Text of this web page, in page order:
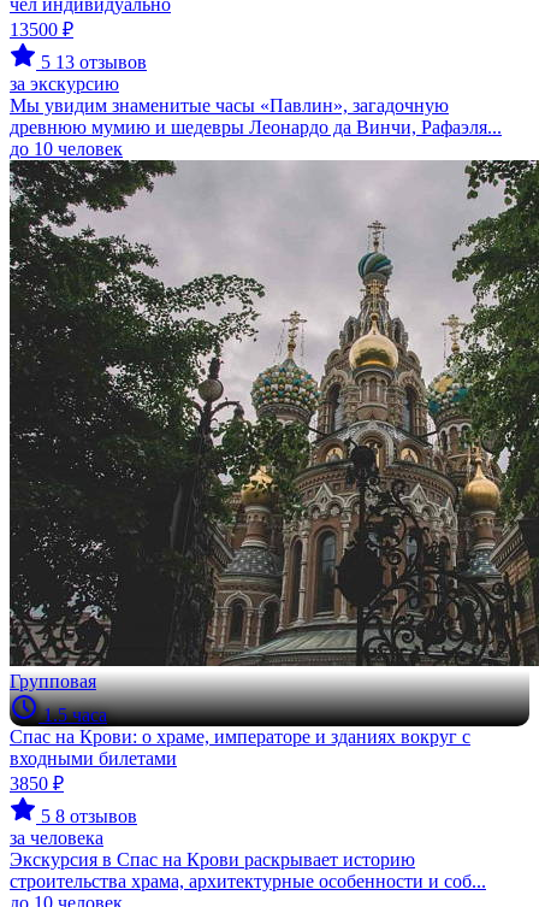
13500 ₽
5 13 отзывов
за экскурсию
Мы увидим знаменитые часы «Павлин», загадочную
древнюю мумию и шедевры Леонардо да Винчи, Рафаэля...
до 10 человек
Групповая
1.5 часа
Спас на Крови: о храме, императоре и зданиях вокруг с
входными билетами
3850 ₽
5 8 отзывов
за человека
Экскурсия в Спас на Крови раскрывает историю
строительства храма, архитектурные особенности и соб...
до 10 человек